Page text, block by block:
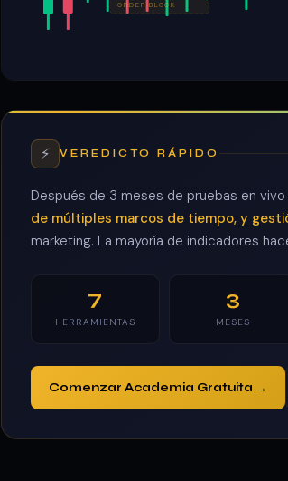
ORDER BLOCK
⚡ VEREDICTO RÁPIDO
Después de 3 meses de pruebas en
de múltiples marcos de tiempo, y
marketing. La mayoría de indicadores
7
HERRAMIENTAS
3
MESES
Comenzar Academia Gratuita →